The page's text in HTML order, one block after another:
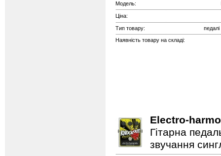
Модель:
Ціна:
Тип товару:
педалі
Наявність товару на складі:
Electro-
Гітарна
звучання